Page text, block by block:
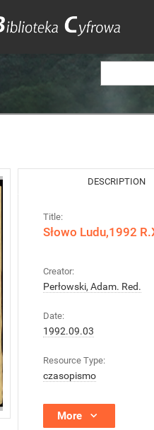
DESCRIPTION
Title:
Słowo Ludu,1992
Creator:
Perłowski, Adam. Red.
Date:
1992.09.03
Resource Type:
czasopismo
More